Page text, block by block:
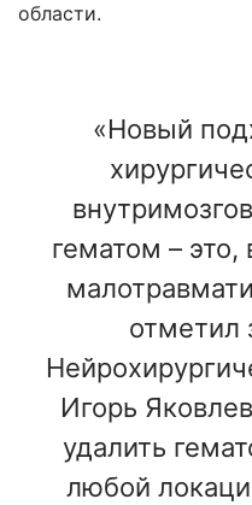
области.
«Новый
гематом –
отметил
Игорь
удалить
любой